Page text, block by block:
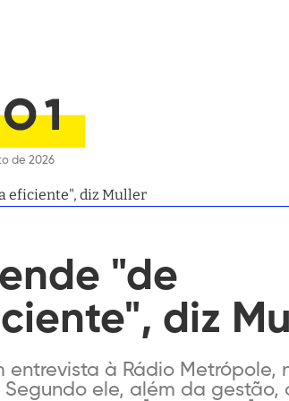
de 2026
eficiente", diz Muller
"de
diz
à Rádio Metrópole,
ele, além da gestão,